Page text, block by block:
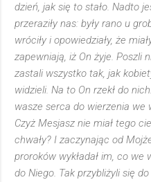
dzień, jak się to stało. Nadto
przeraziły nas: były rano u
wróciły i opowiedziały, że
zapewniają, iż On żyje. Poszli
zastali wszystko tak, jak
widzieli. Na to On rzekł do
wasze serca do wierzenia we
Czyż Mesjasz nie miał tego
chwały? I zaczynając od
proroków wykładał im, co we
do Niego. Tak przybliżyli się